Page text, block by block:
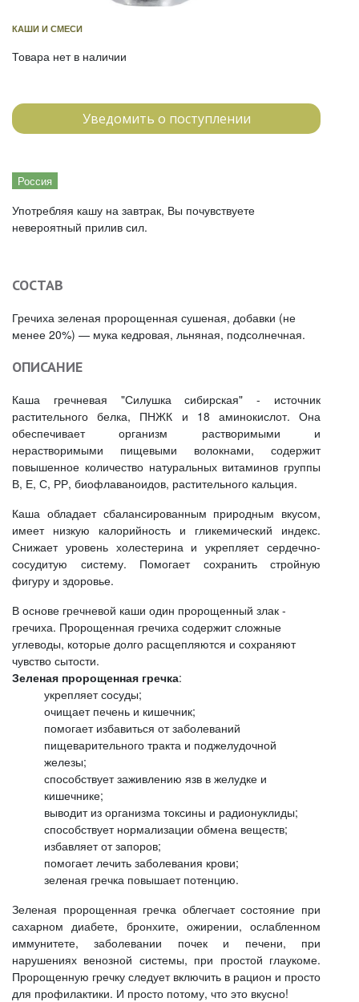
КАШИ И СМЕСИ
Товара нет в наличии
Уведомить о поступлении
Россия
Употребляя кашу на завтрак, Вы почувствуете
невероятный прилив сил.
СОСТАВ
Гречиха зеленая пророщенная сушеная, добавки (не
менее 20%) — мука кедровая, льняная, подсолнечная.
ОПИСАНИЕ
Каша гречневая "Силушка сибирская" - источник
растительного белка, ПНЖК и 18 аминокислот. Она
обеспечивает организм растворимыми и
нерастворимыми пищевыми волокнами, содержит
повышенное количество натуральных витаминов группы
В, Е, С, РР, биофлаваноидов, растительного кальция.
Каша обладает сбалансированным природным вкусом,
имеет низкую калорийность и гликемический индекс.
Снижает уровень холестерина и укрепляет сердечно-
сосудитую систему. Помогает сохранить стройную
фигуру и здоровье.
В основе гречневой каши один пророщенный злак -
гречиха. Пророщенная гречиха содержит сложные
углеводы, которые долго расщепляются и сохраняют
чувство сытости.
Зеленая пророщенная гречка:
укрепляет сосуды;
очищает печень и кишечник;
помогает избавиться от заболеваний
пищеварительного тракта и поджелудочной
железы;
способствует заживлению язв в желудке и
кишечнике;
выводит из организма токсины и радионуклиды;
способствует нормализации обмена веществ;
избавляет от запоров;
помогает лечить заболевания крови;
зеленая гречка повышает потенцию.
Зеленая пророщенная гречка облегчает состояние при
сахарном диабете, бронхите, ожирении, ослабленном
иммунитете, заболевании почек и печени, при
нарушениях венозной системы, при простой глаукоме.
Пророщенную гречку следует включить в рацион и просто
для профилактики. И просто потому, что это вкусно!